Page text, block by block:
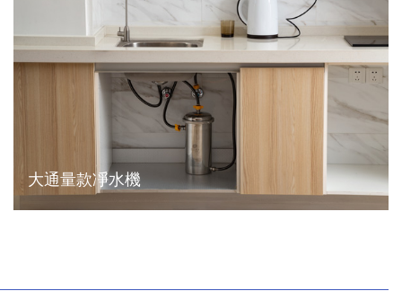
大通量款凈水機